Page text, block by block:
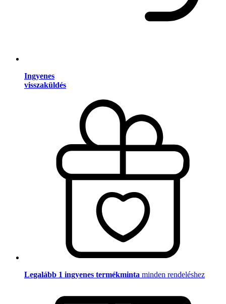
Ingyenes
visszaküldés
Legalább 1 ingyenes termékminta minden rendeléshez